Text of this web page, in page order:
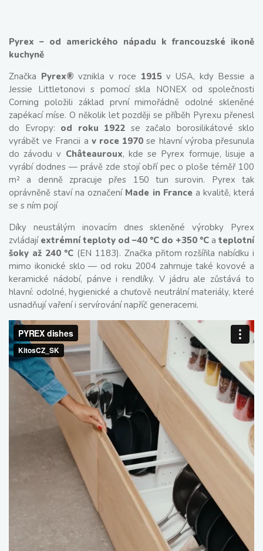
Pyrex – od amerického nápadu k francouzské ikoně
kuchyně
Značka Pyrex® vznikla v roce 1915 v USA, kdy Bessie a
Jessie Littletonovi s pomocí skla NONEX od společnosti
Corning položili základ první mimořádně odolné skleněné
zapékací míse. O několik let později se příběh Pyrexu přenesl
do Evropy: od roku 1922 se začalo borosilikátové sklo
vyrábět ve Francii a v roce 1970 se hlavní výroba přesunula
do závodu v Châteauroux, kde se Pyrex formuje, lisuje a
vyrábí dodnes — právě zde stojí obří pec o ploše téměř 100
m² a denně zpracuje přes 150 tun surovin. Pyrex tak
oprávněně staví na označení Made in France a kvalitě, která
se s ním pojí
Díky neustálým inovacím dnes skleněné výrobky Pyrex
zvládají extrémní teploty od –40 °C do +350 °C a teplotní
šoky až 240 °C (EN 1183). Značka přitom rozšířila nabídku i
mimo ikonické sklo — od roku 2004 zahrnuje také kovové a
keramické nádobí, pánve i rendlíky. V jádru ale zůstává to
hlavní: odolné, hygienické a chuťově neutrální materiály, které
usnadňují vaření i servírování napříč generacemi.